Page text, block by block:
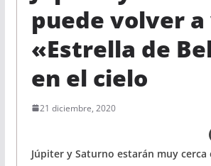
puede volver
«Estrella de
en el cielo
21 diciembre, 2020
Júpiter y Saturno estarán muy